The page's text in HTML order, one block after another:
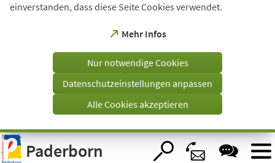
Visuelle
Assistenzsoftware
öffnen.
einverstanden, dass diese Seite Cookies verwendet.
Mehr Infos
(Öffnet
einem
Tab)
Nur notwendige Cookies
Datenschutzeinstellungen anpassen
Alle Cookies akzeptieren
Paderborn